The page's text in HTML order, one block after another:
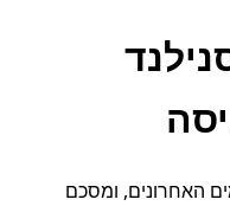
על נתוני 365 הימים האחרונים, ומסכם